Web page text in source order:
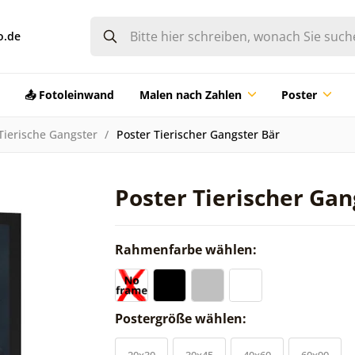
📤 Fotoleinwand Malen nach Zahlen Poster
Gangster Poster Tierischer Gangster Bär
Poster Tierischer
Rahmenfarbe wählen:
Postergröße wählen: